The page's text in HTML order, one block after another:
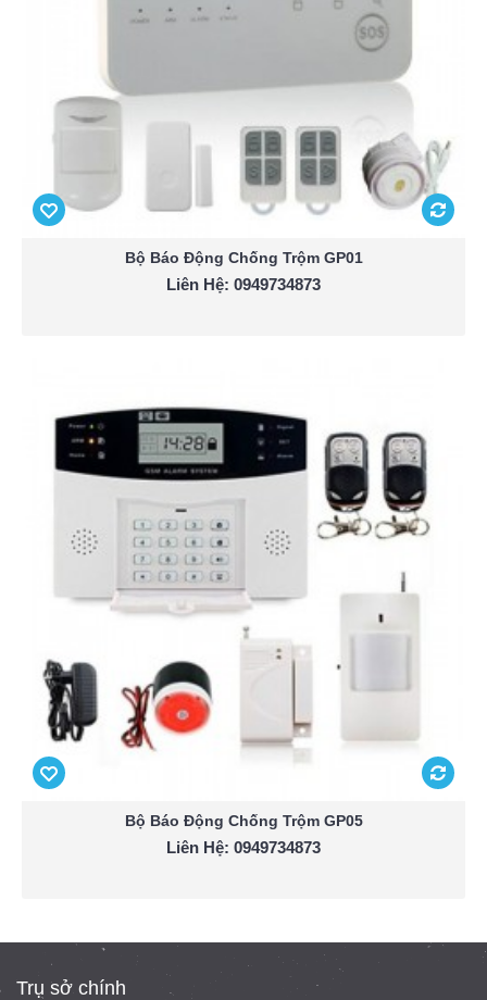
Bộ Báo Động Chống Trộm GP01
Liên Hệ: 0949734873
Bộ Báo Động Chống Trộm GP05
Liên Hệ: 0949734873
Trụ sở chính